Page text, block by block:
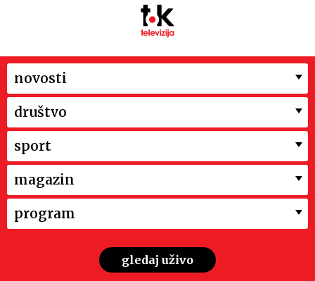
novosti
društvo
sport
magazin
program
gledaj uživo